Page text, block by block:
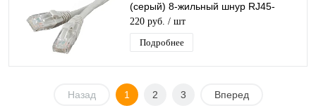
(серый) 8-жильный шнур RJ45-
RJ45 для соединения сетевых
устройств
220 руб. / шт
Подробнее
Назад 1 2 3 Вперед